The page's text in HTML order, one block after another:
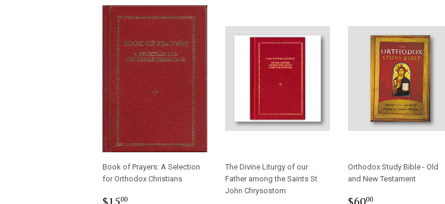
Book of Prayers: A Selection
for Orthodox Christians
Regular
$1500
The Divine Liturgy of our
Father among the Saints St
John Chrysostom
Orthodox Study Bible - Old
and New Testament
Sale
$6000